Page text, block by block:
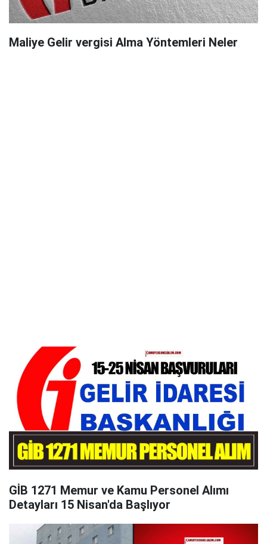
Maliye Gelir vergisi Alma Yöntemleri Neler
GİB 1271 Memur ve Kamu Personel Alımı
Detayları 15 Nisan'da Başlıyor